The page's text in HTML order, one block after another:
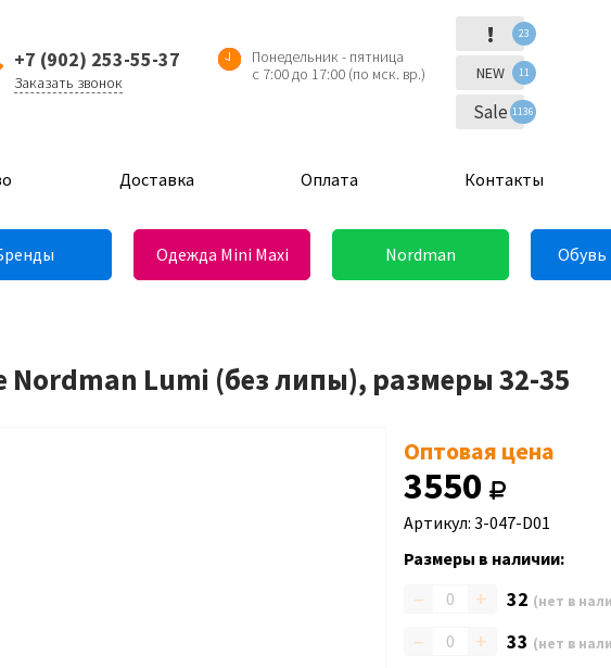
+7 (902) 253-55-37
Заказать звонок
Понедельник - пятница
с 7:00 до 17:00 (по мск. вр.)
! 23
NEW 11
Sale 1136
Доставка Оплата Контакты
Одежда Mini Maxi Nordman Обувь
Nordman Lumi (без липы), размеры 32-35
Оптовая цена
3550
Артикул: 3-047-D01
Размеры в наличии:
– + 32 (нет в
– + 33 (нет в